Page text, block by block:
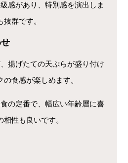
感があり、特別感を演出しま
群です。
揚げたての天ぷらが盛り付け
食感が楽しめます。
の定番で、幅広い年齢層に喜
性も良いです。